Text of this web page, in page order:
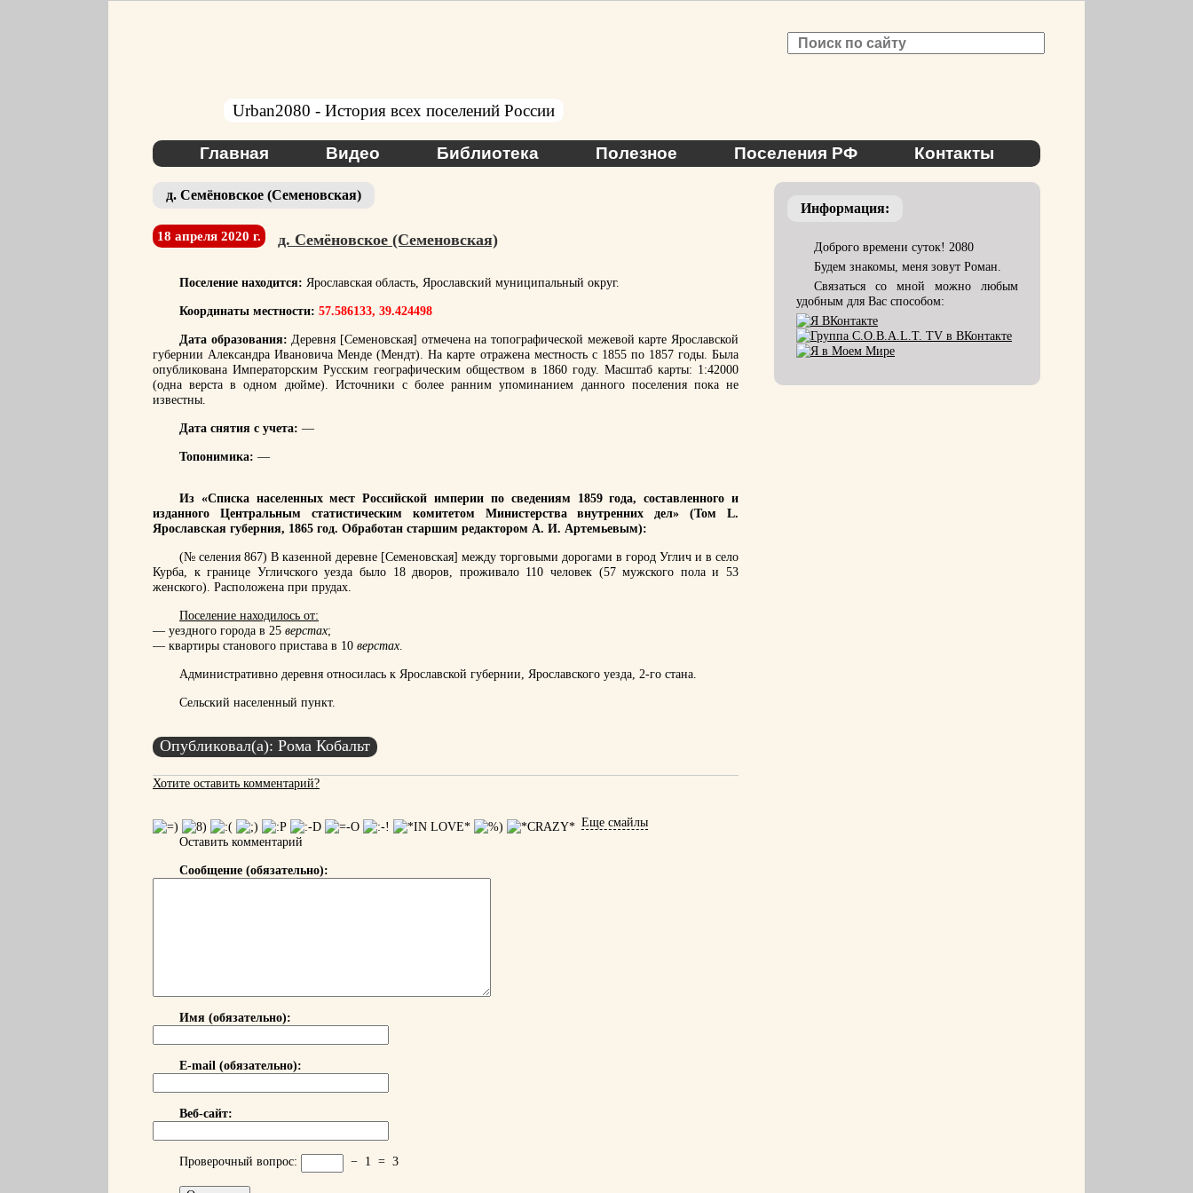
Urban2080 - История всех поселений России
Главная Видео Библиотека Полезное Поселения РФ Контакты
д. Семёновское (Семеновская)
18 апреля 2020 г. д. Семёновское (Семеновская)
Поселение находится: Ярославская область, Ярославский муниципальный округ.
Координаты местности: 57.586133, 39.424498
Дата образования: Деревня [Семеновская] отмечена на топографической межевой карте Ярославской
губернии Александра Ивановича Менде (Мендт). На карте отражена местность с 1855 по 1857 годы. Была
опубликована Императорским Русским географическим обществом в 1860 году. Масштаб карты: 1:42000
(одна верста в одном дюйме). Источники с более ранним упоминанием данного поселения пока не
известны.
Дата снятия с учета: —
Топонимика: —
Из «Списка населенных мест Российской империи по сведениям 1859 года, составленного и
изданного Центральным статистическим комитетом Министерства внутренних дел» (Том L.
Ярославская губерния, 1865 год. Обработан старшим редактором А. И. Артемьевым):
(№ селения 867) В казенной деревне [Семеновская] между торговыми дорогами в город Углич и в село
Курба, к границе Угличского уезда было 18 дворов, проживало 110 человек (57 мужского пола и 53
женского). Расположена при прудах.
Поселение находилось от:
— уездного города в 25 верстах;
— квартиры станового пристава в 10 верстах.
Административно деревня относилась к Ярославской губернии, Ярославского уезда, 2-го стана.
Сельский населенный пункт.
Опубликовал(а): Рома Кобальт
Хотите оставить комментарий?
Еще смайлы
Оставить комментарий
Сообщение (обязательно):
Имя (обязательно):
E-mail (обязательно):
Веб-сайт:
Проверочный вопрос: − 1 = 3
Информация:
Доброго времени суток! 2080
Будем знакомы, меня зовут Роман.
Связаться со мной можно любым
удобным для Вас способом: